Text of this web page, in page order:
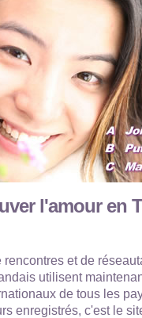
l'amour en
et de
utilisent
de tous les
enregistrés, c'est le